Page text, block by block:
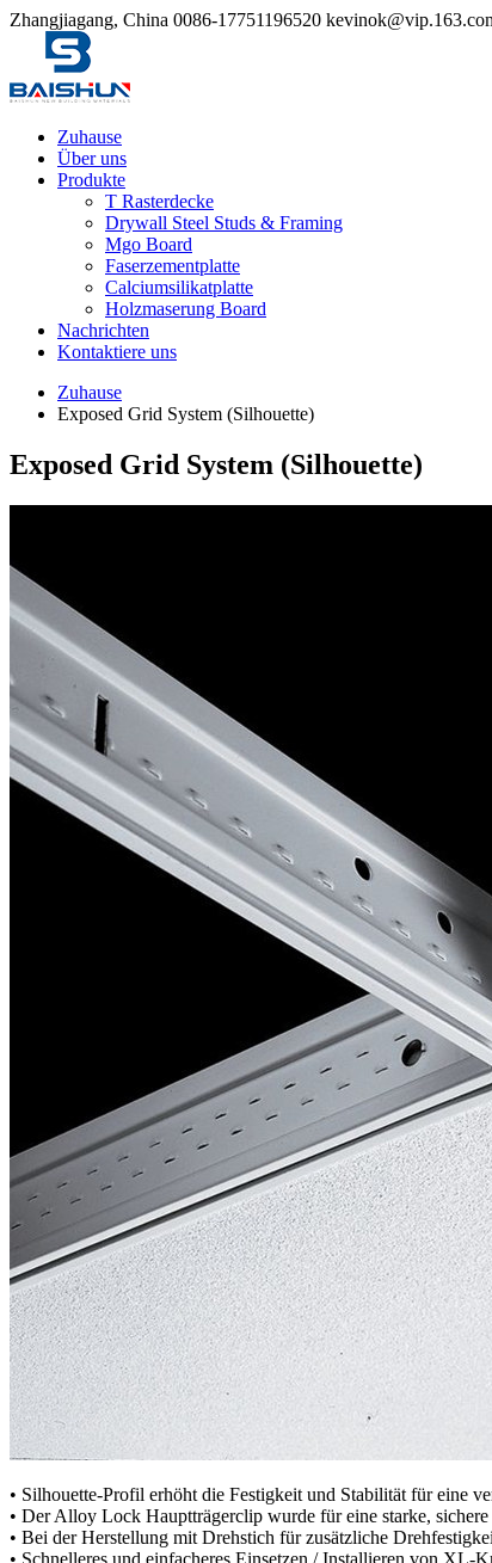
Zhangjiagang, China 0086-17751196520
Zuhause
Über uns
Produkte
T Rasterdecke
Drywall Steel Studs & Framing
Mgo Board
Faserzementplatte
Calciumsilikatplatte
Holzmaserung Board
Nachrichten
Kontaktiere uns
Zuhause
Exposed Grid System (Silhouette)
Exposed Grid System (Silhouette)
• Silhouette-Profil erhöht die Festigkeit und Stabilität für eine
• Der Alloy Lock Hauptträgerclip wurde für eine starke,
• Bei der Herstellung mit Drehstich für zusätzliche
• Schnelleres und einfacheres Einsetzen / Installieren von